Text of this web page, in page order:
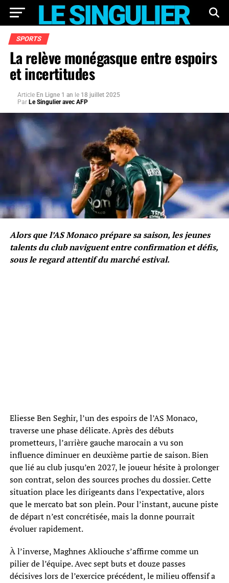
SPORTS
La relève monégasque entre espoirs
et incertitudes
Article En Ligne 1 an le 18 juillet 2025
Par Le Singulier avec AFP
Alors que l’AS Monaco prépare sa saison, les jeunes
talents du club naviguent entre confirmation et défis,
sous le regard attentif du marché estival.
Eliesse Ben Seghir, l’un des espoirs de l’AS Monaco,
traverse une phase délicate. Après des débuts
prometteurs, l’arrière gauche marocain a vu son
influence diminuer en deuxième partie de saison. Bien
que lié au club jusqu’en 2027, le joueur hésite à prolonger
son contrat, selon des sources proches du dossier. Cette
situation place les dirigeants dans l’expectative, alors
que le mercato bat son plein. Pour l’instant, aucune piste
de départ n’est concrétisée, mais la donne pourrait
évoluer rapidement.
À l’inverse, Maghnes Akliouche s’affirme comme un
pilier de l’équipe. Avec sept buts et douze passes
décisives lors de l’exercice précédent, le milieu offensif a